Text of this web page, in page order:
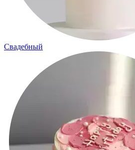
Свадебный